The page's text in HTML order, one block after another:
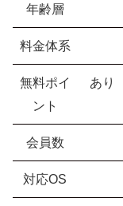
年齢層
料金体系
無料ポイ
ント
あり
会員数
対応OS